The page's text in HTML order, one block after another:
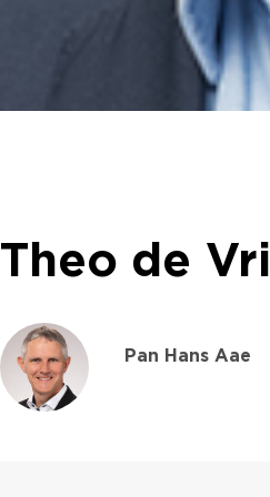
Theo de
Pan Hans Aae